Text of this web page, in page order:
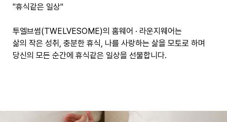
"휴식같은 일상"
투엘브썸(TWELVESOME)의 홈웨어 · 라운지웨어는
삶의 작은 성취, 충분한 휴식, 나를 사랑하는 삶을 모토로 하며
당신의 모든 순간에 휴식같은 일상을 선물합니다.